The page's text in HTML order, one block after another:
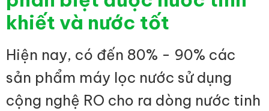
khiết và nước tốt
Hiện nay, có đến 80% - 90% các
sản phẩm máy lọc nước sử dụng
cộng nghệ RO cho ra dòng nước tinh